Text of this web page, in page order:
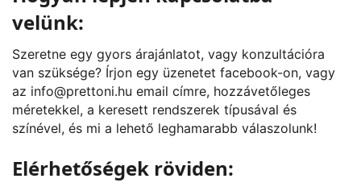
velünk:
Szeretne egy gyors árajánlatot, vagy konzultációra
van szüksége? Írjon egy üzenetet facebook-on, vagy
az info@prettoni.hu email címre, hozzávetőleges
méretekkel, a keresett rendszerek típusával és
színével, és mi a lehető leghamarabb válaszolunk!
Elérhetőségek röviden: